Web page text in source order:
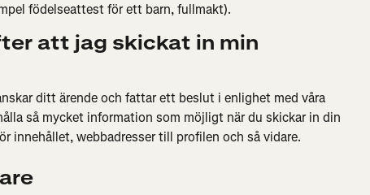
födelseattest för ett barn, fullmakt).
att jag skickat in min
ditt ärende och fattar ett beslut i enlighet med våra
så mycket information som möjligt när du skickar in din
innehållet, webbadresser till profilen och så vidare.